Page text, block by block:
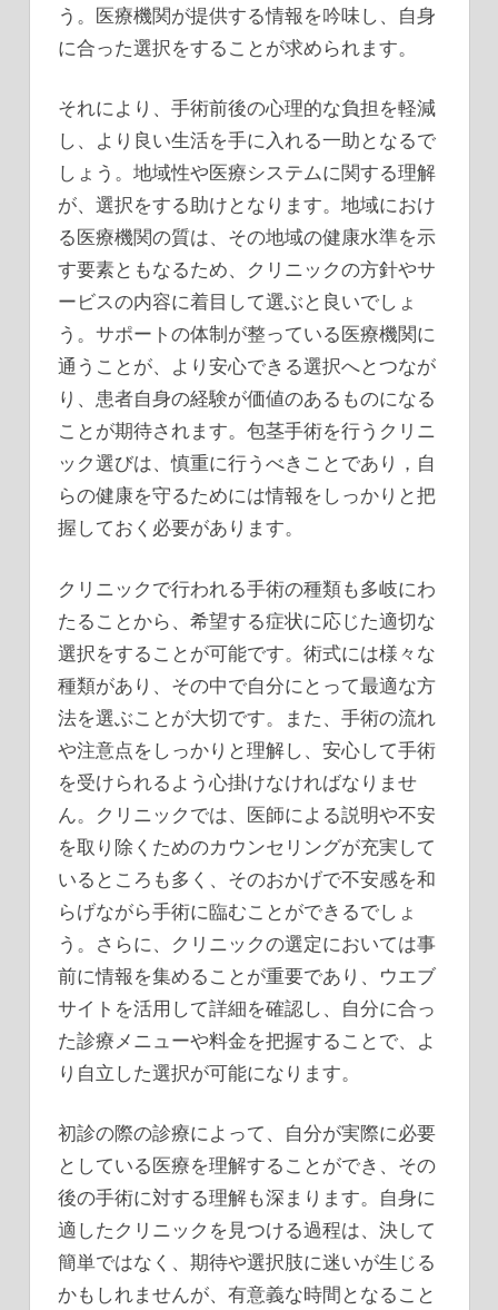
う。医療機関が提供する情報を吟味し、自身
に合った選択をすることが求められます。
それにより、手術前後の心理的な負担を軽減
し、より良い生活を手に入れる一助となるで
しょう。地域性や医療システムに関する理解
が、選択をする助けとなります。地域におけ
る医療機関の質は、その地域の健康水準を示
す要素ともなるため、クリニックの方針やサ
ービスの内容に着目して選ぶと良いでしょ
う。サポートの体制が整っている医療機関に
通うことが、より安心できる選択へとつなが
り、患者自身の経験が価値のあるものになる
ことが期待されます。包茎手術を行うクリニ
ック選びは、慎重に行うべきことであり，自
らの健康を守るためには情報をしっかりと把
握しておく必要があります。
クリニックで行われる手術の種類も多岐にわ
たることから、希望する症状に応じた適切な
選択をすることが可能です。術式には様々な
種類があり、その中で自分にとって最適な方
法を選ぶことが大切です。また、手術の流れ
や注意点をしっかりと理解し、安心して手術
を受けられるよう心掛けなければなりませ
ん。クリニックでは、医師による説明や不安
を取り除くためのカウンセリングが充実して
いるところも多く、そのおかげで不安感を和
らげながら手術に臨むことができるでしょ
う。さらに、クリニックの選定においては事
前に情報を集めることが重要であり、ウエブ
サイトを活用して詳細を確認し、自分に合っ
た診療メニューや料金を把握することで、よ
り自立した選択が可能になります。
初診の際の診療によって、自分が実際に必要
としている医療を理解することができ、その
後の手術に対する理解も深まります。自身に
適したクリニックを見つける過程は、決して
簡単ではなく、期待や選択肢に迷いが生じる
かもしれませんが、有意義な時間となること